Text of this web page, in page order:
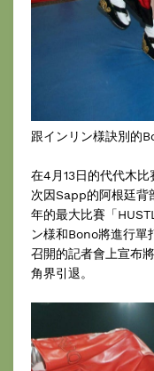
跟インリン様訣別的
在4月13日的代代木
次因Sapp的阿根廷背
年的最大比賽「
ン様和Bono將進行單
召開的記者會上宣布
角界引退。